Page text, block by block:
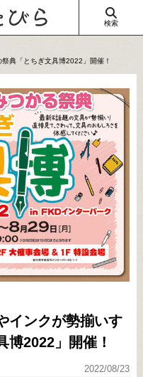
検索
典「とちぎ文具博2022」開催！
インクが勢揃いす
博2022」開催！
2022/08/23